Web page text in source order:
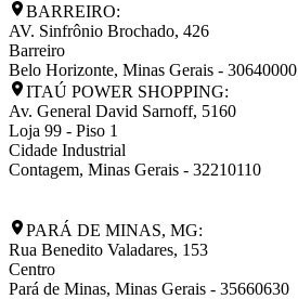
BARREIRO:
AV. Sinfrônio Brochado, 426
Barreiro
Belo Horizonte, Minas Gerais - 30640000
ITAÚ POWER SHOPPING:
Av. General David Sarnoff, 5160
Loja 99 - Piso 1
Cidade Industrial
Contagem, Minas Gerais - 32210110
PARÁ DE MINAS, MG:
Rua Benedito Valadares, 153
Centro
Pará de Minas, Minas Gerais - 35660630